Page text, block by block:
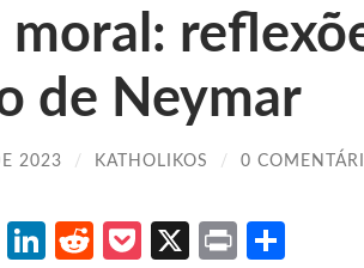
moral:
de Neymar
2023 / KATHOLIKOS / 0
EmailLinkedIn
RedditPocket
X Print